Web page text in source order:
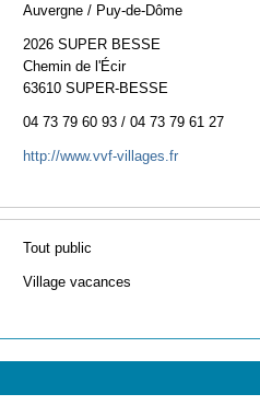
Auvergne / Puy-de-Dôme
2026 SUPER BESSE
Chemin de l'Écir
63610 SUPER-BESSE
04 73 79 60 93 / 04 73 79 61 27
http://www.vvf-villages.fr
Tout public
Village vacances